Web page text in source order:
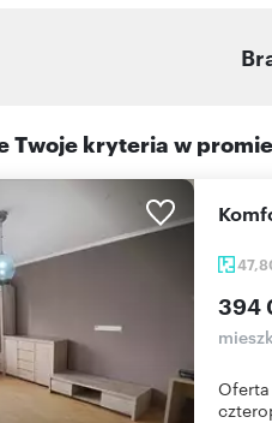
Twoje kryteria w
394